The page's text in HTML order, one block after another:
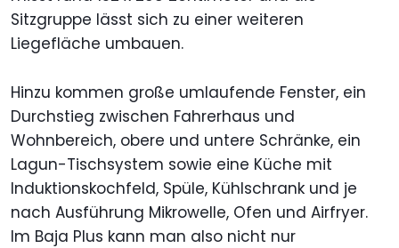
Sitzgruppe lässt sich zu einer weiteren
Liegefläche umbauen.
Hinzu kommen große umlaufende Fenster, ein
Durchstieg zwischen Fahrerhaus und
Wohnbereich, obere und untere Schränke, ein
Lagun-Tischsystem sowie eine Küche mit
Induktionskochfeld, Spüle, Kühlschrank und je
nach Ausführung Mikrowelle, Ofen und Airfryer.
Im Baja Plus kann man also nicht nur